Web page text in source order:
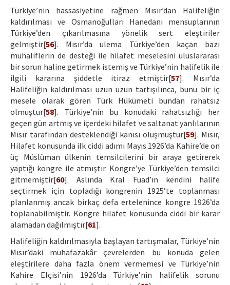
Türkiye’nin hassasiyetine rağmen Mısır’dan Halifeliğin
kaldırılması ve Osmanoğulları Hanedanı mensuplarının
Türkiye’den çıkarılmasına yönelik sert eleştiriler
gelmiştir[56]. Mısır’da ulema Türkiye’den kaçan bazı
muhaliflerin de desteği ile hilafet meselesini uluslararası
bir sorun haline getirmek istemiş ve Türkiye’nin halifelik ile
ilgili kararına şiddetle itiraz etmiştir[57]. Mısır’da
Halifeliğin kaldırılması uzun uzun tartışılınca, bunu bir iç
mesele olarak gören Türk Hükümeti bundan rahatsız
olmuştur[58]. Türkiye’nin bu konudaki rahatsızlığı her
geçen gün artmış ve içerdeki hilafet ve saltanat yanlılarının
Mısır tarafından desteklendiği kanısı oluşmuştur[59]. Mısır,
Hilafet konusunda ilk ciddi adımı Mayıs 1926’da Kahire’de on
üç Müslüman ülkenin temsilcilerini bir araya getirerek
yaptığı kongre ile atmıştır. Kongre’ye Türkiye’den temsilci
gitmemiştir[60]. Aslında Kral Fuad’ın kendini halife
seçtirmek için topladığı kongrenin 1925’te toplanması
planlanmış ancak birkaç defa ertelenince kongre 1926’da
toplanabilmiştir. Kongre hilafet konusunda ciddi bir karar
alamadan dağılmıştır[61].
Halifeliğin kaldırılmasıyla başlayan tartışmalar, Türkiye’nin
Mısır’daki muhafazakâr çevrelerden bu konuda gelen
eleştirilere daha fazla önem vermemesi ve Türkiye’nin
Kahire Elçisi’nin 1926’da Türkiye’nin halifelik sorunu